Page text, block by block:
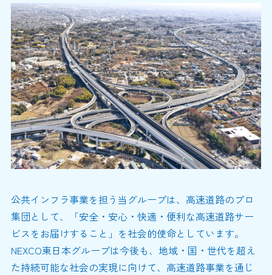
公共インフラ事業を担う当グループは、高速道路のプロ
集団として、「安全・安心・快適・便利な高速道路サー
ビスをお届けすること」を社会的使命としています。
NEXCO東日本グループは今後も、地域・国・世代を超え
た持続可能な社会の実現に向けて、高速道路事業を通じ